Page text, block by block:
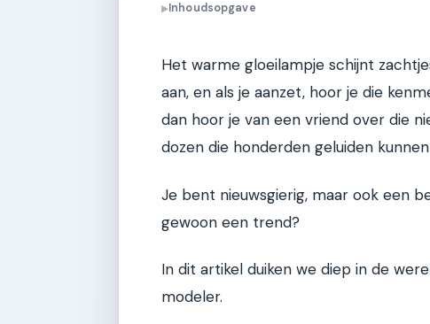
▶Inhoudsopgave
Het warme gloeilampje schijnt
aan, en als je aanzet, hoor je die
dan hoor je van een vriend over die
dozen die honderden geluiden
Je bent nieuwsgierig, maar ook een
gewoon een trend?
In dit artikel duiken we diep in de
modeler.